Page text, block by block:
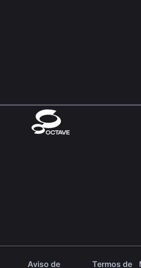
Aviso de Termos de